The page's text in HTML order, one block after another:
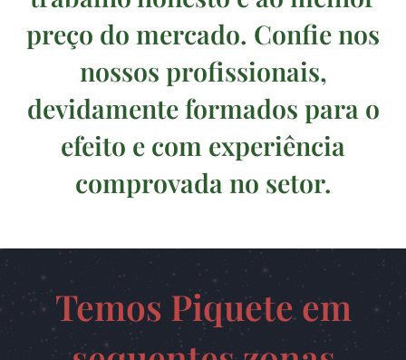
preço do mercado. Confie nos
nossos profissionais,
devidamente formados para o
efeito e com experiência
comprovada no setor.
Temos Piquete em